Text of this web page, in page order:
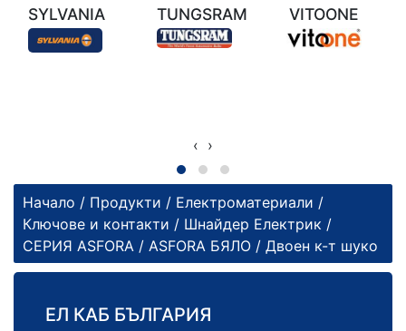
SYLVANIA TUNGSRAM VITOONE
‹ ›
Начало / Продукти / Електроматериали /
Ключове и контакти / Шнайдер Електрик /
СЕРИЯ ASFORA / ASFORA БЯЛО / Двоен к-т шуко
ЕЛ КАБ БЪЛГАРИЯ